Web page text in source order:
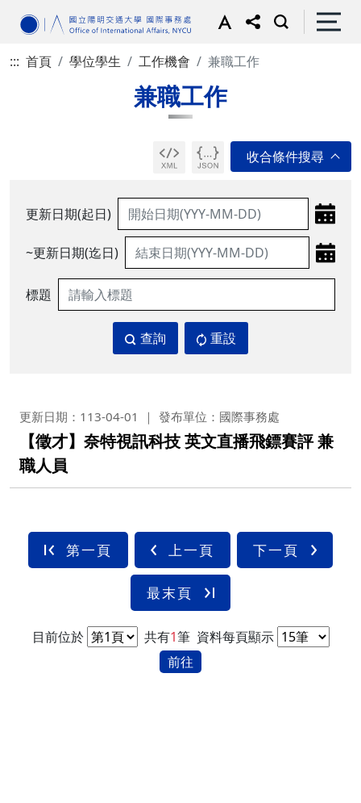
::: 首頁 學位學生 工作機會 兼職工作
兼職工作
更新日期(起日)
~更新日期(迄日)
標題
查詢 重設
更新日期：113-04-01 發布單位：國際事務處
【徵才】奈特視訊科技 英文直播飛鏢賽評 兼
職人員
第一頁 上一頁 下一頁
最末頁
目前位於 共有1筆 資料每頁顯示
前往